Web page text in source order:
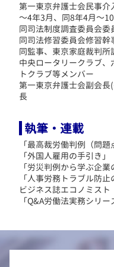
第一東京弁護士会民事
～4年3月、同8年4月～10
同司法制度調査委員会委
同司法修習委員会修習幹
同監事、東京家庭裁判
中央ロータリークラブ
トクラブ等メンバー
第一東京弁護士会副会
長
執筆・連載
「最高裁労働判例（問題
「外国人雇用の手引き」
「労災判例から学ぶ企業
「人事労務トラブル防止
ビジネス誌エコノミス
「Q&A労働法実務シリ